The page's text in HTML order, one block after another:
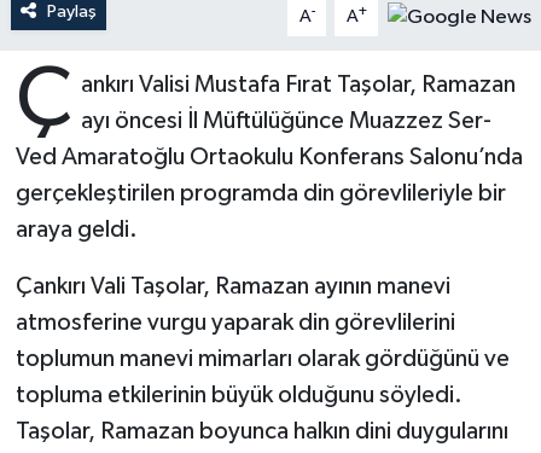
Paylaş A- A+
Ç ankırı Valisi Mustafa Fırat Taşolar, Ramazan
ayı öncesi İl Müftülüğünce Muazzez Ser-
Ved Amaratoğlu Ortaokulu Konferans Salonu’nda
gerçekleştirilen programda din görevlileriyle bir
araya geldi.
Çankırı Vali Taşolar, Ramazan ayının manevi
atmosferine vurgu yaparak din görevlilerini
toplumun manevi mimarları olarak gördüğünü ve
topluma etkilerinin büyük olduğunu söyledi.
Taşolar, Ramazan boyunca halkın dini duygularını
Batman Müftülüğü
Bayburt Müftülüğü
Bilecik Müftülüğü
Bingöl Müftülüğü
Bitlis Müftülüğü
Sahabeler
Zekat
Dünya
Eğitim
Kültür-Sanat
Aile
Sağlık